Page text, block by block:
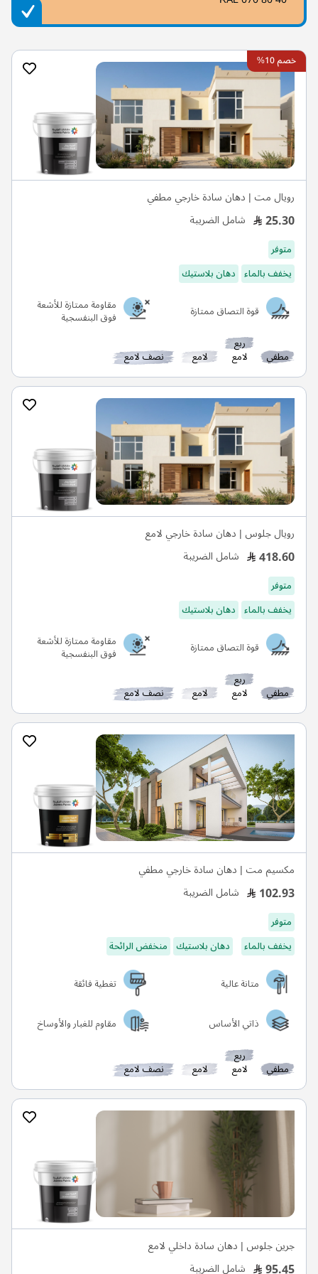
خصم 10%
رويال مت | دهان سادة خارجي مطفي
25.30 شامل الضريبة
متوفر
يخفف بالماء دهان بلاستيك
قوة التصاق ممتازة
مقاومة ممتازة للأشعة
فوق البنفسجية
مطفي
ربع
لامع لامع نصف لامع
رويال جلوس | دهان سادة خارجي لامع
418.60 شامل الضريبة
متوفر
يخفف بالماء دهان بلاستيك
قوة التصاق ممتازة
مقاومة ممتازة للأشعة
فوق البنفسجية
مطفي
ربع
لامع لامع نصف لامع
مكسيم مت | دهان سادة خارجي مطفي
102.93 شامل الضريبة
متوفر
يخفف بالماء
دهان بلاستيك منخفض الرائحة
متانة عالية
تغطية فائقة
ذاتي الأساس
مقاوم للغبار والأوساخ
مطفي
ربع
لامع لامع نصف لامع
جرين جلوس | دهان سادة داخلي لامع
شامل الضريبة